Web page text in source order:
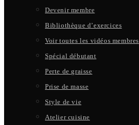
Devenir membre
Bibliothèque d’exercices
Voir toutes les vidéos membres
Spécial débutant
Perte de graisse
Prise de masse
Style de vie
Atelier cuisine